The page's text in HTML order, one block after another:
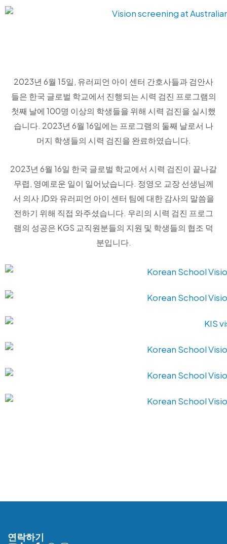
2023년 6월 15일, 유러피언 아이 센터 간호사들과 검안사
들은 한국 글로벌 학교에서 진행되는 시력 검진 프로그램의
첫째 날에 100명 이상의 학생들을 위해 시력 검진을 실시했
습니다. 2023년 6월 16일에는 프로그램의 둘째 날로서 나
머지 학생들의 시력 검진을 완료하였습니다.
2023년 6월 16일 한국 글로벌 학교에서 시력 검진이 끝나갈
무렵, 영예로운 일이 일어났습니다. 정영오 교장 선생님께
서 의사 JD와 유러피언 아이 센터 팀에 대한 감사의 말씀을
전하기 위해 직접 와주셨습니다. 우리의 시력 검진 프로그
램의 성공은 KGS 교직원분들의 지원 및 학생들의 협조 덕
분입니다.
연락하기